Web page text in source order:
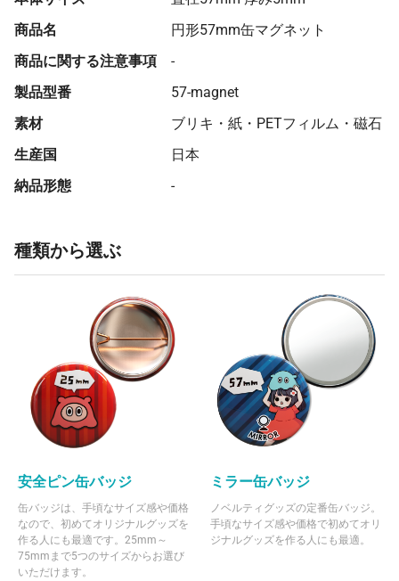
商品名
円形57mm缶マグネット
商品に関する注意事項
-
製品型番
57-magnet
素材
ブリキ・紙・PETフィルム・磁石
生産国
日本
納品形態
-
種類から選ぶ
安全ピン缶バッジ
缶バッジは、手頃なサイズ感や価格
なので、初めてオリジナルグッズを
作る人にも最適です。25mm～
75mmまで5つのサイズからお選び
いただけます。
ミラー缶バッジ
ノベルティグッズの定番缶バッジ。
手頃なサイズ感や価格で初めてオリ
ジナルグッズを作る人にも最適。